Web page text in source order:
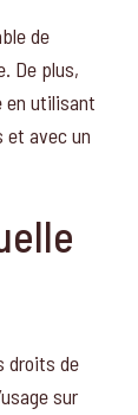
de
De plus,
en utilisant
et avec un
droits de
sur